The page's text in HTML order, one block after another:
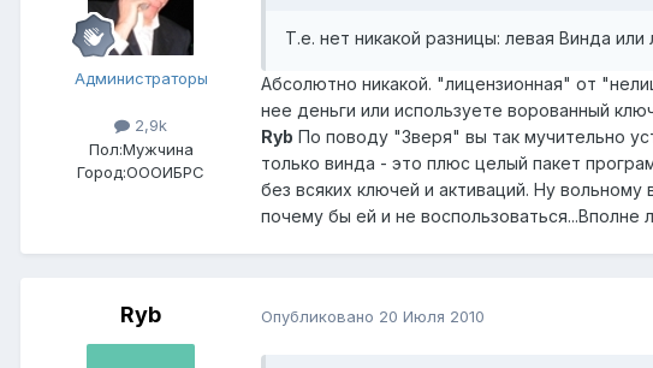
Администраторы
2,9k
Пол:Мужчина
Город:ОООИБРС
Т.е. нет никакой разницы: левая Винда или
Абсолютно никакой. "лицензионная" от
нее деньги или используете ворованный
Ryb По поводу "Зверя" вы так мучительно
только винда - это плюс целый пакет
без всяких ключей и активаций. Ну
почему бы ей и не воспользоваться...Вполне
Ryb Опубликовано 20 Июля 2010